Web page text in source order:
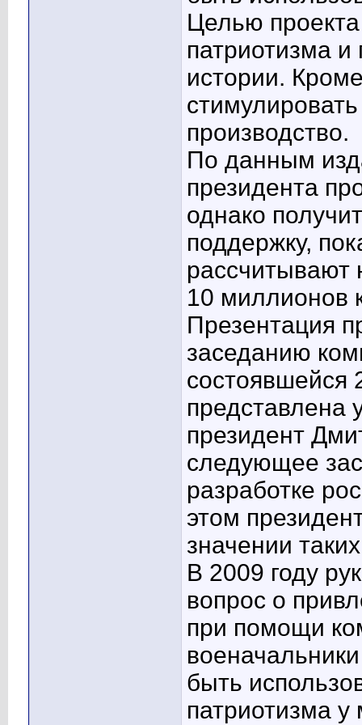
Целью
патриотизма
истории.
производство.
По данным
президента
однако
поддержку,
рассчитывают
10 миллионов
Презентация
заседанию
состоявшейся
представлена
президент
следующее
разработке
этом
значении
В 2009 году
вопрос о
при помощи
быть
патриотизма